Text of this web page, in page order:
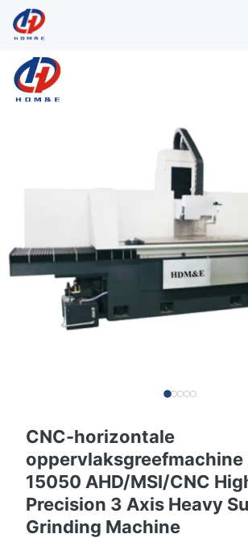
CNC-horizontale
oppervlaksgreefmachine
15050 AHD/MSI/CNC
Precision 3 Axis Heavy
Grinding Machine